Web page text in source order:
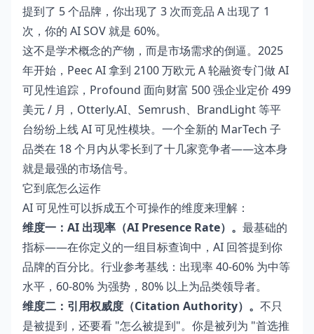
提到了 5 个品牌，你出现了 3 次而竞品 A 出现了 1
次，你的 AI SOV 就是 60%。
这不是学术概念的产物，而是市场需求的倒逼。2025
年开始，Peec AI 拿到 2100 万欧元 A 轮融资专门做 AI
可见性追踪，Profound 面向财富 500 强企业定价 499
美元 / 月，Otterly.AI、Semrush、BrandLight 等平
台纷纷上线 AI 可见性模块。一个全新的 MarTech 子
品类在 18 个月内从零长到了十几家竞争者——这本身
就是最强的市场信号。
它到底怎么运作
AI 可见性可以拆成五个可操作的维度来理解：
维度一：AI 出现率（AI Presence Rate）。 最基础的
指标——在你定义的一组目标查询中，AI 回答提到你
品牌的百分比。行业参考基线：出现率 40-60% 为中等
水平，60-80% 为强势，80% 以上为品类领导者。
维度二：引用权威度（Citation Authority）。 不只
是被提到，还要看 "怎么被提到"。你是被列为 "首选推